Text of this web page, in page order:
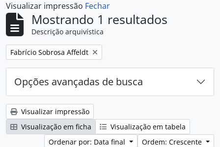
Visualizar impressão Fechar
Mostrando 1 resultados
Descrição arquivística
Remover filtro:
Fabrício Sobrosa Affeldt
Opções avançadas de busca
Visualizar impressão
Visualização em ficha
Visualização em tabela
Ordenar por: Data final
Ordem: Crescente